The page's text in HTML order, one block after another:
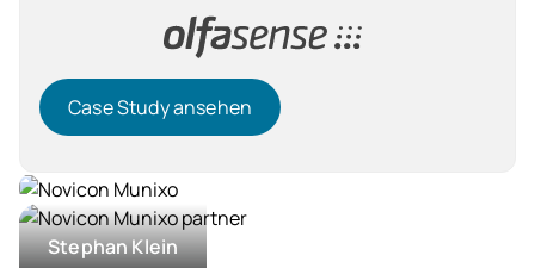
Case Study ansehen
Szolgáltatóipar
Stephan Klein